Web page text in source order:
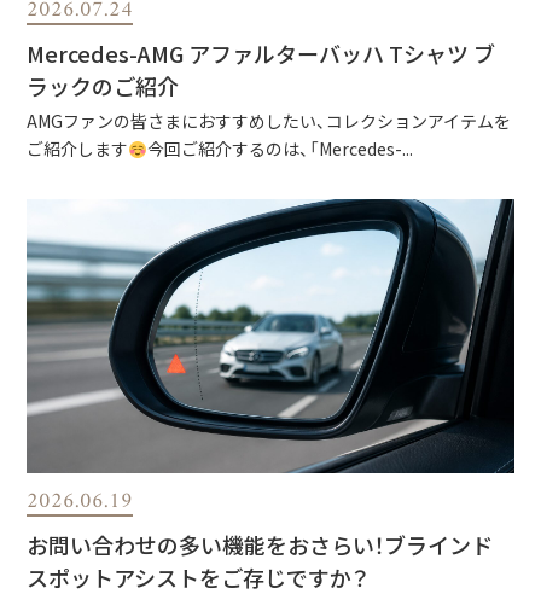
2026.07.24
Mercedes-AMG アファルターバッハ Tシャツ ブ
ラックのご紹介
AMGファンの皆さまにおすすめしたい、コレクションアイテムを
ご紹介します
今回ご紹介するのは、「Mercedes-...
2026.06.19
お問い合わせの多い機能をおさらい！ブラインド
スポットアシストをご存じですか？